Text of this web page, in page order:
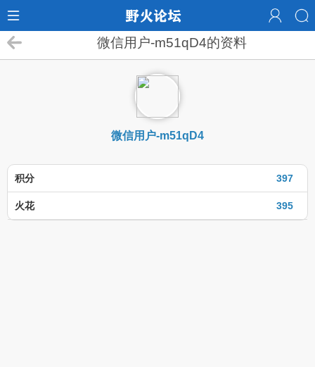
微信用户-m51qD4的资料
微信用户-m51qD4
397
积分
395
火花